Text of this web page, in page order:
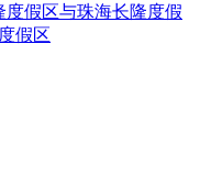
度假区与珠海长隆度假
假区